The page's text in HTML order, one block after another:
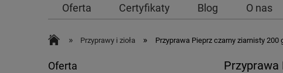
Oferta Certyfikaty Blog O nas
» Przyprawy i zioła » Przyprawa Pieprz czarny ziarnisty
Oferta Przyprawa